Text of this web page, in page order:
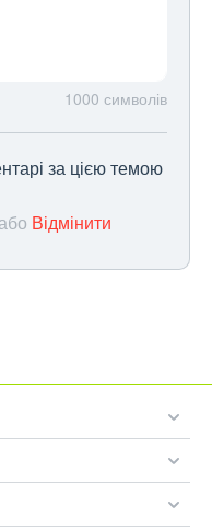
1000 символів
за цією темою
або Відмінити